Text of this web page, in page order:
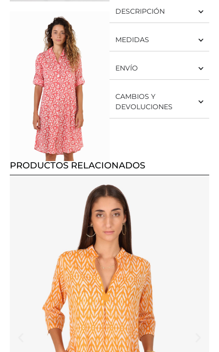
DESCRIPCIÓN
MEDIDAS
ENVÍO
CAMBIOS Y
DEVOLUCIONES
PRODUCTOS RELACIONADOS